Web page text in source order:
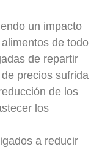
un impacto
de todo
de repartir
precios sufrida
de los
los
a reducir